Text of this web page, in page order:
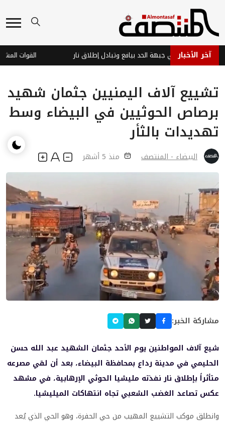
آخر الأخبار
عنيفة في جبهة الحد بيافع وتبادل إطلاق نار
تشييع آلاف اليمنيين جثمان شهيد
برصاص الحوثيين في البيضاء وسط
تهديدات بالثأر
البيضاء - المنتصف منذ 5 أشهر
مشاركة الخبر:
شيع آلاف المواطنين يوم الأحد جثمان الشهيد عبد الله حسن
الحليمي في مدينة رداع بمحافظة البيضاء، بعد أن لقي مصرعه
متأثراً بإطلاق نار نفذته مليشيا الحوثي الإرهابية، في مشهد
عكس تصاعد الغضب الشعبي تجاه انتهاكات الميليشيا.
وانطلق موكب التشييع المهيب من حي الحفرة، وهو الحي الذي يُعد